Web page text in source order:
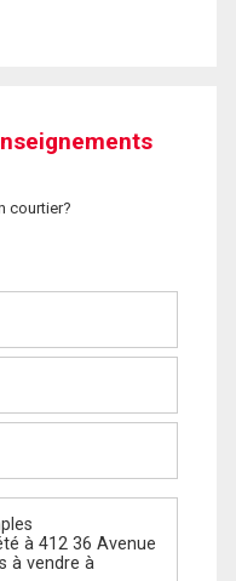
courtier?